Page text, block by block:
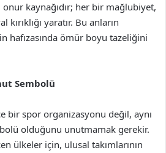
kaynağıdır; her bir mağlubiyet,
yaratır. Bu anların
hafızasında ömür boyu tazeliğini
Sembolü
bir spor organizasyonu değil, aynı
olduğunu unutmamak gerekir.
ülkeler için, ulusal takımlarının